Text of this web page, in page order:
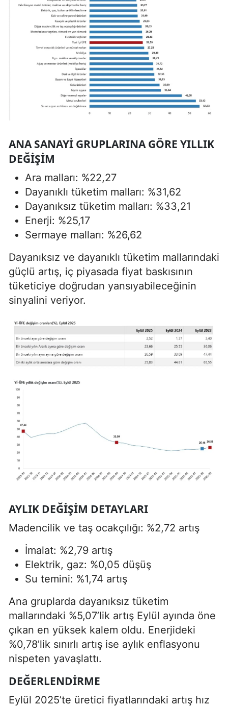
ANA SANAYI GRUPLARINA GÖRE YILLIK
DEĞIŞIM
Ara malları: %22,27
Dayanıklı tüketim malları: %31,62
Dayanıksız tüketim malları: %33,21
Enerji: %25,17
Sermaye malları: %26,62
Dayanıksız ve dayanıklı tüketim mallarındaki
güçlü artış, iç piyasada fiyat baskısının
tüketiciye doğrudan yansıyabileceğinin
sinyalini veriyor.
AYLIK DEĞIŞIM DETAYLARI
Madencilik ve taş ocakçılığı: %2,72 artış
İmalat: %2,79 artış
Elektrik, gaz: %0,05 düşüş
Su temini: %1,74 artış
Ana gruplarda dayanıksız tüketim
mallarındaki %5,07’lik artış Eylül ayında öne
çıkan en yüksek kalem oldu. Enerjideki
%0,78’lik sınırlı artış ise aylık enflasyonu
nispeten yavaşlattı.
DEĞERLENDIRME
Eylül 2025’te üretici fiyatlarındaki artış hız